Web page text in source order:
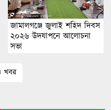
জামালগঞ্জে জুলাই শহিদ দিবস
২০২৬ উদযাপনে আলোচনা
সভা